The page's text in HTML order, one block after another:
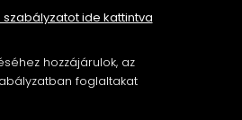
ide kattintva
hozzájárulok, az
foglaltakat